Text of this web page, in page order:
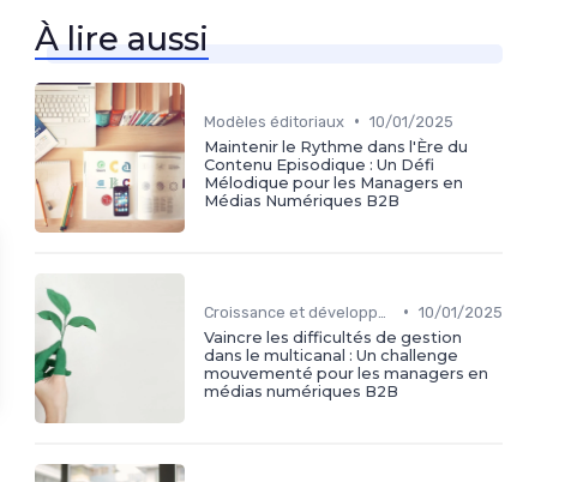
À lire aussi
Modèles éditoriaux • 10/01/2025
Maintenir le Rythme dans l'Ère du
Contenu Episodique : Un Défi
Mélodique pour les Managers en
Médias Numériques B2B
• 10/01/2025
Vaincre les difficultés de gestion
dans le multicanal : Un challenge
mouvementé pour les managers en
médias numériques B2B